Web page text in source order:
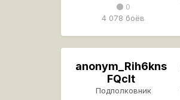
0
4 078 боёв
anonym_Rih6kns
FQcIt
Подполковник